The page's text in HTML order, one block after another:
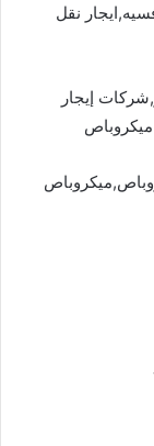
نقل
إيجار
ميكروباص